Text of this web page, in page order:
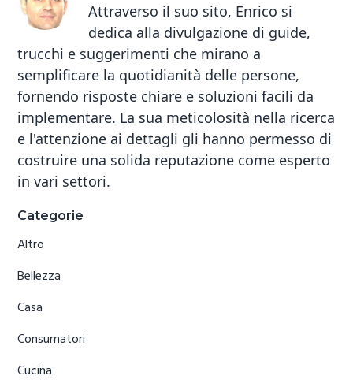
Attraverso il suo sito, Enrico si
dedica alla divulgazione di guide,
trucchi e suggerimenti che mirano a
semplificare la quotidianità delle persone,
fornendo risposte chiare e soluzioni facili da
implementare. La sua meticolosità nella ricerca
e l'attenzione ai dettagli gli hanno permesso di
costruire una solida reputazione come esperto
in vari settori.
Primary
Sidebar
Categorie
Altro
Bellezza
Casa
Consumatori
Cucina